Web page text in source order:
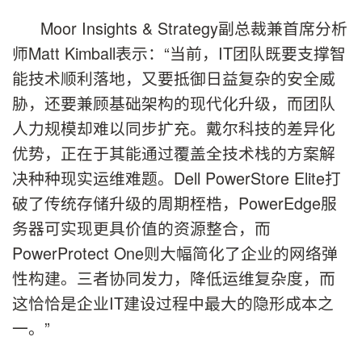
Moor Insights & Strategy副总裁兼首席分析
师Matt Kimball表示：“当前，IT团队既要支撑智
能技术顺利落地，又要抵御日益复杂的安全威
胁，还要兼顾基础架构的现代化升级，而团队
人力规模却难以同步扩充。戴尔科技的差异化
优势，正在于其能通过覆盖全技术栈的方案解
决种种现实运维难题。Dell PowerStore Elite打
破了传统存储升级的周期桎梏，PowerEdge服
务器可实现更具价值的资源整合，而
PowerProtect One则大幅简化了企业的网络弹
性构建。三者协同发力，降低运维复杂度，而
这恰恰是企业IT建设过程中最大的隐形成本之
一。”